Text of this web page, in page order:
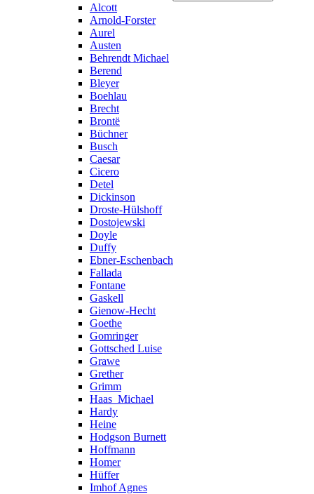
Alcott
Arnold-Forster
Aurel
Austen
Behrendt Michael
Berend
Bleyer
Boehlau
Brecht
Brontë
Büchner
Busch
Caesar
Cicero
Detel
Dickinson
Droste-Hülshoff
Dostojewski
Doyle
Duffy
Ebner-Eschenbach
Fallada
Fontane
Gaskell
Gienow-Hecht
Goethe
Gomringer
Gottsched Luise
Grawe
Grether
Grimm
Haas_Michael
Hardy
Heine
Hodgson Burnett
Hoffmann
Homer
Hüffer
Imhof Agnes